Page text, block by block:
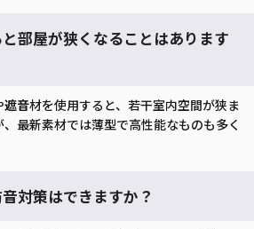
部屋が狭くなることはあります
遮音材を使用すると、若干室内空間が狭ま
最新素材では薄型で高性能なものも多く
対策はできますか？